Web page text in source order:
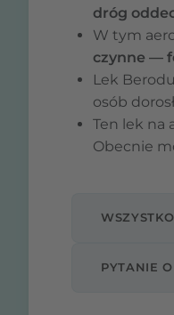
dróg
W tym
czynne —
Lek
osób
Ten lek na
Obecnie
PYTANIE